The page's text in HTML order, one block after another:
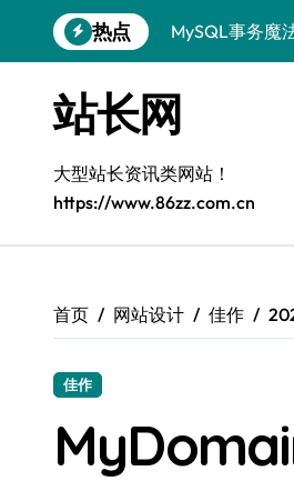
到
热点
MySQL事务魔
技术精进：
鸿蒙生态下
Go语言赋能
AI赋能站长：
VR开发进阶：
区块链视角下
站长网
大型站长资讯类网站！
https://www.86zz.com.cn
首页 网站设计 佳作
佳作